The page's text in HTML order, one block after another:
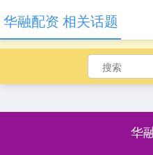
华
华融配资 相关话题